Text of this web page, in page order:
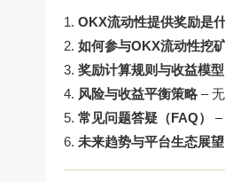
OKX流动性提供奖励是
如何参与OKX流动性挖
奖励计算规则与收益模型
风险与收益平衡策略 –
常见问题答疑（FAQ）
–
未来趋势与平台生态展望